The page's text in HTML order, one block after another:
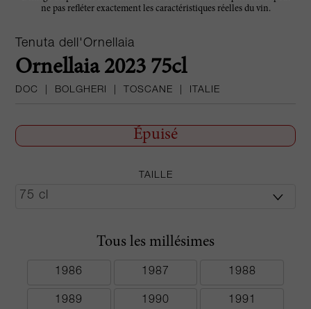
ne pas refléter exactement les caractéristiques réelles du vin.
Tenuta dell'Ornellaia
Ornellaia 2023 75cl
DOC BOLGHERI TOSCANE ITALIE
Épuisé
TAILLE
Tous les millésimes
1986 1987 1988
1989 1990 1991